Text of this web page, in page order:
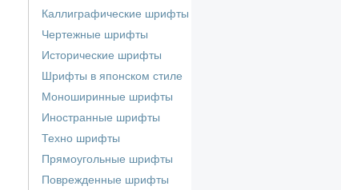
Каллиграфические шрифты
Чертежные шрифты
Исторические шрифты
Шрифты в японском стиле
Моноширинные шрифты
Иностранные шрифты
Техно шрифты
Прямоугольные шрифты
Поврежденные шрифты